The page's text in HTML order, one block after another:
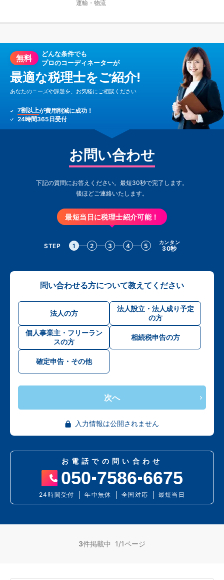
運輸・物流
無料
どんな条件でも
プロのコーディネーターが
最適な税理士をご紹介!
あなたのニーズや課題を、お気軽にご相談ください
7割以上が費用削減に成功！
24時間365日受付
お問い合わせ
下記の質問にお答えください。最短30秒で完了します。
後ほどご連絡いたします。
最短当日に税理士紹介可能！
STEP 1 2 3 4 5 カンタン
30秒
問い合わせる方について教えてください
法人の方
法人設立・法人成り予定
の方
個人事業主・フリーラン
スの方
相続税申告の方
確定申告・その他
次へ
入力情報は公開されません
お電話での問い合わせ
050 7586 6675
24時間受付 年中無休 全国対応 最短当日
3件掲載中 1/1ページ